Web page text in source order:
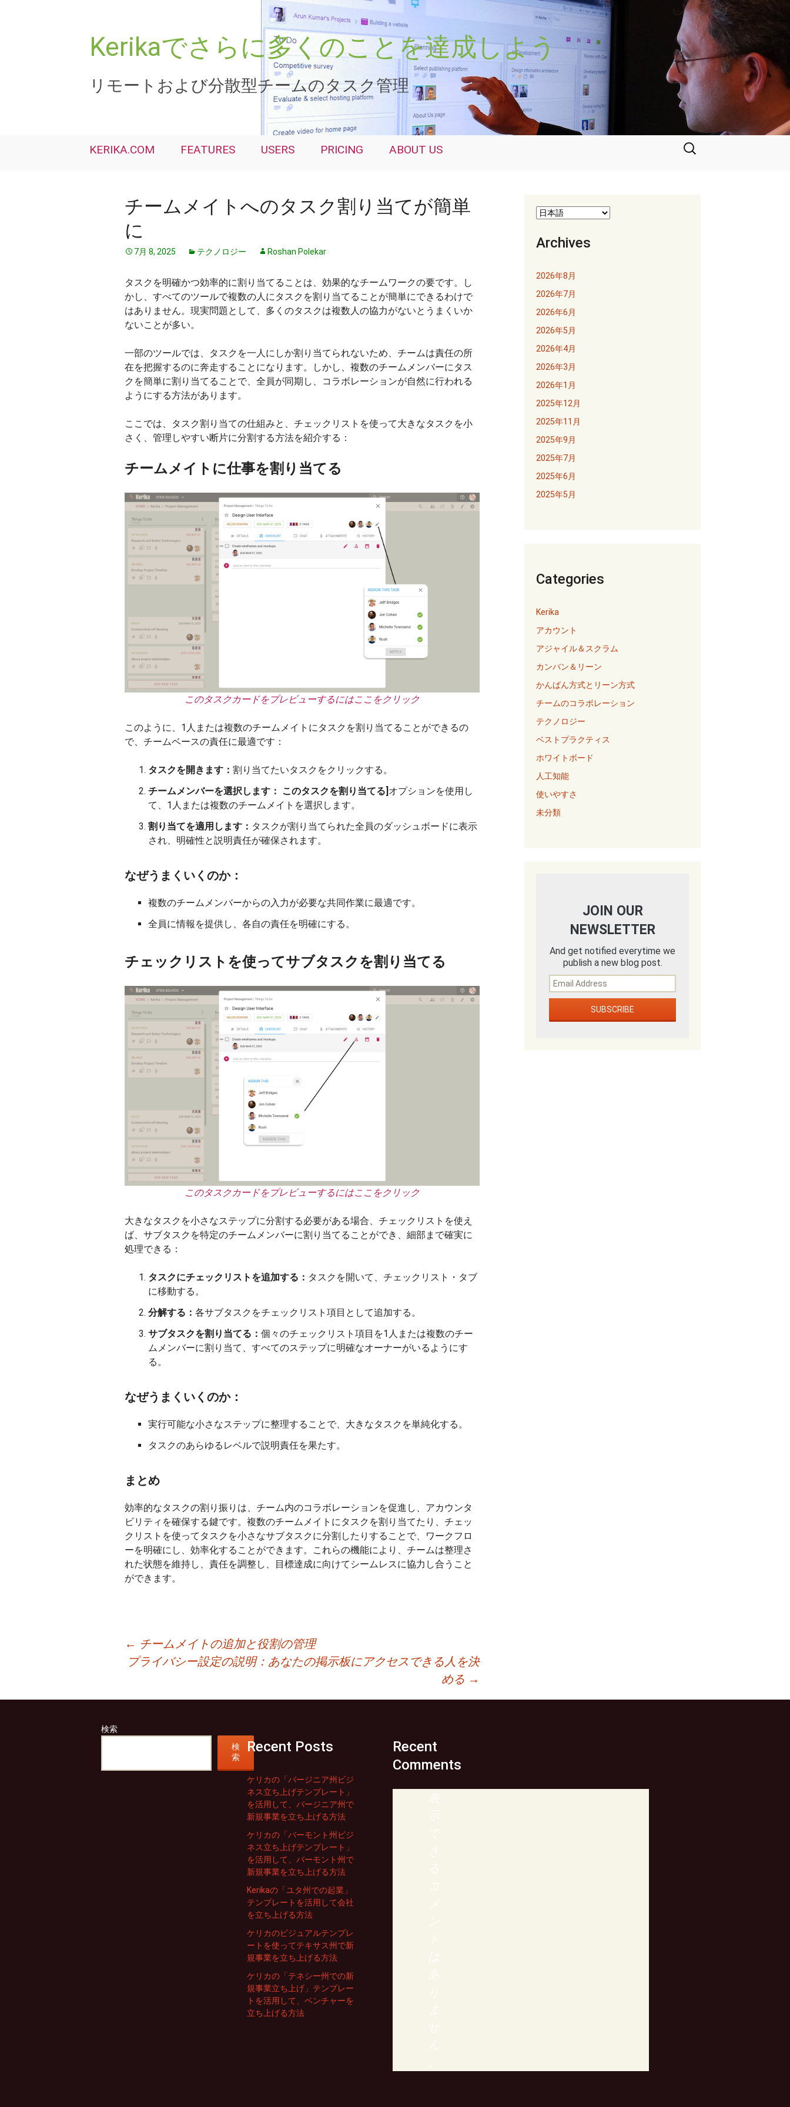
Kerikaでさらに多くのことを達成しよう
リモートおよび分散型チームのタスク管理
KERIKA.COM FEATURES USERS PRICING ABOUT US
検
索:
チームメイトへのタスク割り当てが簡単
に
7月 8, 2025 テクノロジー Roshan Polekar
タスクを明確かつ効率的に割り当てることは、効果的なチームワークの要です。し
かし、すべてのツールで複数の人にタスクを割り当てることが簡単にできるわけで
はありません。現実問題として、多くのタスクは複数人の協力がないとうまくいか
ないことが多い。
一部のツールでは、タスクを一人にしか割り当てられないため、チームは責任の所
在を把握するのに奔走することになります。しかし、複数のチームメンバーにタス
クを簡単に割り当てることで、全員が同期し、コラボレーションが自然に行われる
ようにする方法があります。
ここでは、タスク割り当ての仕組みと、チェックリストを使って大きなタスクを小
さく、管理しやすい断片に分割する方法を紹介する：
チームメイトに仕事を割り当てる
このタスクカードをプレビューするにはここをクリック
このように、1人または複数のチームメイトにタスクを割り当てることができるの
で、チームベースの責任に最適です：
タスクを開きます： 割り当てたいタスクをクリックする。
チームメンバーを選択します：
このタスクを割り当てる] オプションを使用し
て、1人または複数のチームメイトを選択します。
割り当てを適用します： タスクが割り当てられた全員のダッシュボードに表示
され、明確性と説明責任が確保されます。
なぜうまくいくのか：
複数のチームメンバーからの入力が必要な共同作業に最適です。
全員に情報を提供し、各自の責任を明確にする。
チェックリストを使ってサブタスクを割り当てる
このタスクカードをプレビューするにはここをクリック
大きなタスクを小さなステップに分割する必要がある場合、チェックリストを使え
ば、サブタスクを特定のチームメンバーに割り当てることができ、細部まで確実に
処理できる：
タスクにチェックリストを追加する： タスクを開いて、チェックリスト・タブ
に移動する。
分解する： 各サブタスクをチェックリスト項目として追加する。
サブタスクを割り当てる： 個々のチェックリスト項目を1人または複数のチー
ムメンバーに割り当て、すべてのステップに明確なオーナーがいるようにす
る。
なぜうまくいくのか：
実行可能な小さなステップに整理することで、大きなタスクを単純化する。
タスクのあらゆるレベルで説明責任を果たす。
まとめ
効率的なタスクの割り振りは、チーム内のコラボレーションを促進し、アカウンタ
ビリティを確保する鍵です。複数のチームメイトにタスクを割り当てたり、チェッ
クリストを使ってタスクを小さなサブタスクに分割したりすることで、ワークフロ
ーを明確にし、効率化することができます。これらの機能により、チームは整理さ
れた状態を維持し、責任を調整し、目標達成に向けてシームレスに協力し合うこと
ができます。
ナ
← チームメイトの追加と役割の管理
プライバシー設定の説明：あなたの掲示板にアクセスできる人を決
める →
Archives
2026年8月
2026年7月
2026年6月
2026年5月
2026年4月
2026年3月
2026年1月
2025年12月
2025年11月
2025年9月
2025年7月
2025年6月
2025年5月
Categories
Kerika
アカウント
アジャイル＆スクラム
カンバン＆リーン
かんばん方式とリーン方式
チームのコラボレーション
テクノロジー
ベストプラクティス
ホワイトボード
人工知能
使いやすさ
未分類
JOIN OUR
NEWSLETTER
And get notified everytime we
publish a new blog post.
検索
検
索
Recent Posts
ケリカの「バージニア州ビジ
ネス立ち上げテンプレート」
を活用して、バージニア州で
新規事業を立ち上げる方法
ケリカの「バーモント州ビジ
ネス立ち上げテンプレート」
を活用して、バーモント州で
新規事業を立ち上げる方法
Kerikaの「ユタ州での起業」
テンプレートを活用して会社
を立ち上げる方法
ケリカのビジュアルテンプレ
ートを使ってテキサス州で新
規事業を立ち上げる方法
ケリカの「テネシー州での新
規事業立ち上げ」テンプレー
トを活用して、ベンチャーを
立ち上げる方法
Recent
Comments
表
示
で
き
る
コ
メ
ン
ト
は
あ
り
ま
せ
ん